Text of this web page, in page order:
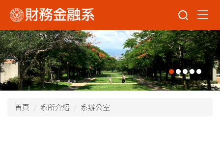
到
主
要
內
容
區
首頁 系所介紹 系辦公室